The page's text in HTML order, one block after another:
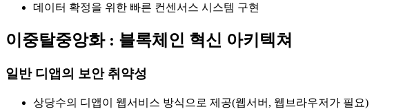
데이터 확정을 위한 빠른 컨센서스 시스템 구현
이중탈중앙화 : 블록체인 혁신 아키텍쳐
일반 디앱의 보안 취약성
상당수의 디앱이 웹서비스 방식으로 제공(웹서버, 웹브라우저가 필요)